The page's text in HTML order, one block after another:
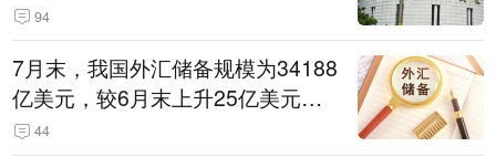
94
7月末，我国外汇储备规模为34188
亿美元，较6月末上升25亿美元，
升幅为0.07%
44